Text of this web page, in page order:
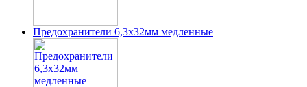
Предохранители 6,3x32мм медленные